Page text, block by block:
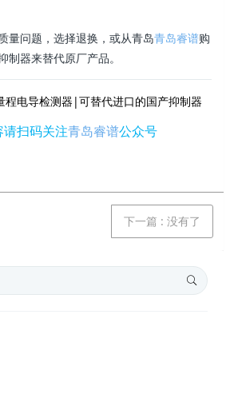
量问题，选择退换，或从青岛青岛睿谱购
制器来替代原厂产品。
扫码关注青岛睿谱公众号
下一篇 : 没有了